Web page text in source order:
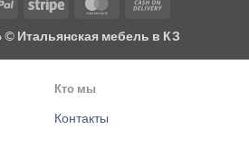
Delivery
© Итальянская мебель в КЗ
Кто мы
Контакты